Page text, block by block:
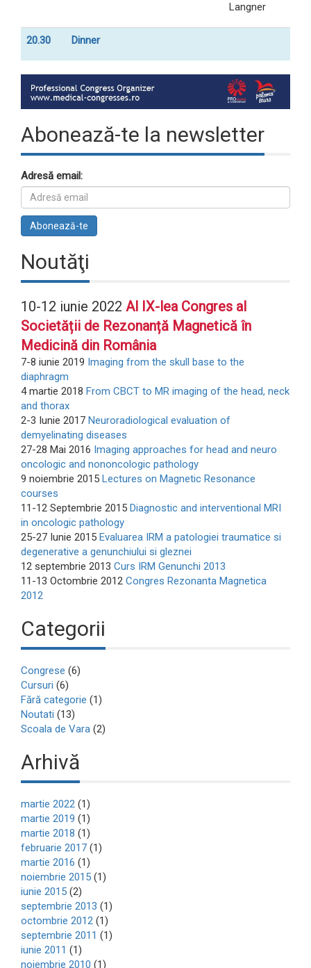
Langner
20.30 Dinner
Abonează-te la newsletter
Adresă email:
Noutăţi
10-12 iunie 2022 Al IX-lea Congres al
Societății de Rezonanță Magnetică în
Medicină din România
7-8 iunie 2019 Imaging from the skull base to the
diaphragm
4 martie 2018 From CBCT to MR imaging of the head, neck
and thorax
2-3 Iunie 2017 Neuroradiological evaluation of
demyelinating diseases
27-28 Mai 2016 Imaging approaches for head and neuro
oncologic and nononcologic pathology
9 noiembrie 2015 Lectures on Magnetic Resonance
courses
11-12 Septembrie 2015 Diagnostic and interventional MRI
in oncologic pathology
25-27 Iunie 2015 Evaluarea IRM a patologiei traumatice si
degenerative a genunchiului si gleznei
12 septembrie 2013 Curs IRM Genunchi 2013
11-13 Octombrie 2012 Congres Rezonanta Magnetica
2012
Categorii
Congrese (6)
Cursuri (6)
Fără categorie (1)
Noutati (13)
Scoala de Vara (2)
Arhivă
martie 2022 (1)
martie 2019 (1)
martie 2018 (1)
februarie 2017 (1)
martie 2016 (1)
noiembrie 2015 (1)
iunie 2015 (2)
septembrie 2013 (1)
octombrie 2012 (1)
septembrie 2011 (1)
iunie 2011 (1)
noiembrie 2010 (1)